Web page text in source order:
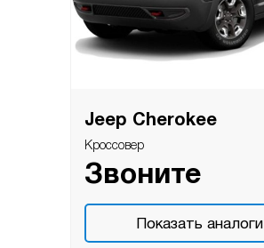
Jeep Cherokee
Кроссовер
Звоните
Показать аналоги